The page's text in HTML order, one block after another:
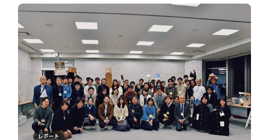
レポート